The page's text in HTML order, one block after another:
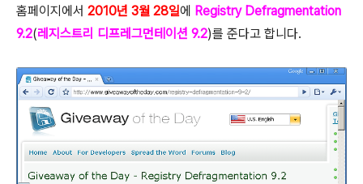
홈페이지에서 2010년 3월 28일에 Registry Defragmentation
9.2(레지스트리 디프레그먼테이션 9.2)를 준다고 합니다.